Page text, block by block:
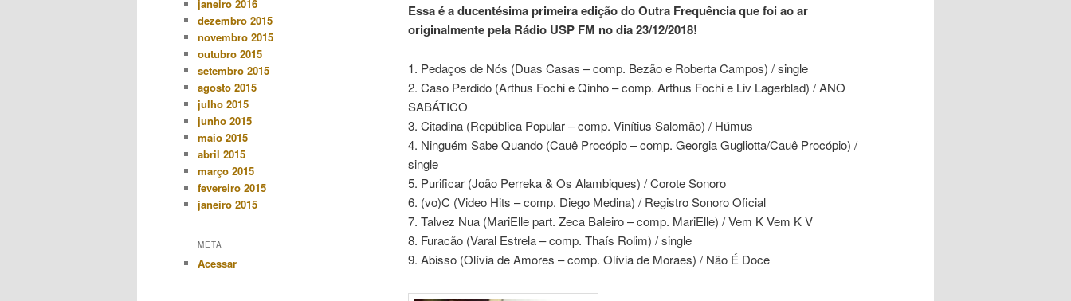
Essa é a ducentésima primeira edição do Outra Frequência que foi ao ar
originalmente pela Rádio USP FM no dia 23/12/2018!
1. Pedaços de Nós (Duas Casas – comp. Bezão e Roberta Campos) / single
2. Caso Perdido (Arthus Fochi e Qinho – comp. Arthus Fochi e Liv Lagerblad) / ANO
SABÁTICO
3. Citadina (República Popular – comp. Vinítius Salomão) / Húmus
4. Ninguém Sabe Quando (Cauê Procópio – comp. Georgia Gugliotta/Cauê Procópio) /
single
5. Purificar (João Perreka & Os Alambiques) / Corote Sonoro
6. (vo)C (Video Hits – comp. Diego Medina) / Registro Sonoro Oficial
7. Talvez Nua (MariElle part. Zeca Baleiro – comp. MariElle) / Vem K Vem K V
8. Furacão (Varal Estrela – comp. Thaís Rolim) / single
9. Abisso (Olívia de Amores – comp. Olívia de Moraes) / Não É Doce
janeiro 2016
dezembro 2015
novembro 2015
outubro 2015
setembro 2015
agosto 2015
julho 2015
junho 2015
maio 2015
abril 2015
março 2015
fevereiro 2015
janeiro 2015
META
Acessar